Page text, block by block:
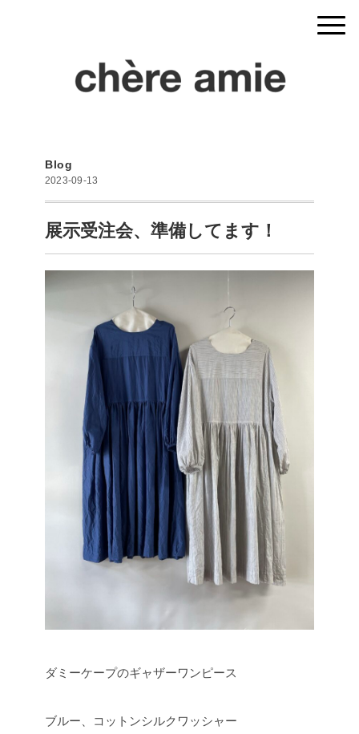
Blog
2023-09-13
展示受注会、準備してます！
ダミーケープのギャザーワンピース
ブルー、コットンシルクワッシャー